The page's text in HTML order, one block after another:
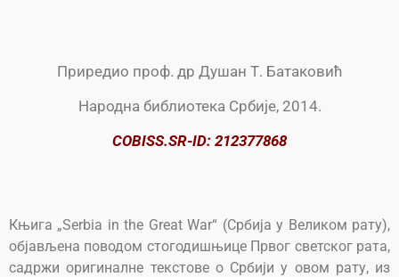
Приредио проф. др Душан Т. Батаковић
Народна библиотека Србије, 2014.
COBISS.SR-ID: 212377868
Књига „Serbia in the Great War“ (Србија у Великом рату),
објављена поводом стогодишњице Првог светског рата,
садржи оригиналне текстове о Србији у овом рату, из